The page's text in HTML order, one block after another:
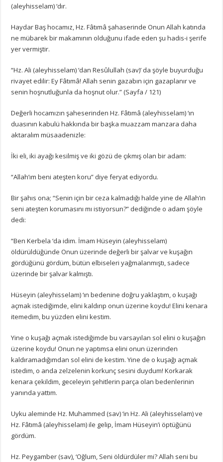
(aleyhisselam) ‘dır.
Haydar Baş hocamız, Hz.Fâtımâ şahaserinde Onun Allah katında
ne mübarek bir makamının olduğunu ifade eden şu hadis-i şerife
yer vermiştir.
“Hz. Ali (aleyhisselam) ‘dan Resûlullah (sav)’ da şöyle buyurduğu
rivayet edilir: Ey Fâtımâ! Allah senin gazabın için gazaplanır ve
senin hoşnutluğunla da hoşnut olur.”(Sayfa / 121)
Değerli hocamızın şaheserinden Hz.Fâtımâ (aleyhisselam) ‘ın
duasının kabulü hakkında bir başka muazzam manzara daha
aktaralım müsaadenizle:
İki eli, iki ayağı kesilmiş ve iki gözü de çıkmış olan bir adam:
“Allah’ım beni ateşten koru” diye feryat ediyordu.
Bir şahıs ona;“Senin için bir ceza kalmadığı halde yine de Allah’ın
seni ateşten korumasını mı istiyorsun?” dediğinde o adam şöyle
dedi:
“Ben Kerbela ‘da idim. İmam Hüseyin (aleyhisselam)
öldürüldüğünde Onun üzerinde değerli bir şalvar ve kuşağın
gördüğünü gördüm, bütün elbiseleri yağmalanmıştı, sadece
üzerinde bir şalvar kalmıştı.
Hüseyin (aleyhisselam) ‘ın bedenine doğru yaklaştım, o kuşağı
açmak istediğimde, elini kaldırıp onun üzerine koydu!Elini kenara
itemedim, bu yüzden elini kestim.
Yine o kuşağı açmak istediğimde bu varsayılan sol elini o kuşağın
üzerine koydu!Onun ne yaptımsa elini onun üzerinden
kaldıramadığımdan sol elini de kestim.Yine de o kuşağı açmak
istedim, o anda zelzelenin korkunç sesini duydum!Korkarak
kenara çekildim, geceleyin şehitlerin parça olan bedenlerinin
yanında yattım.
Uyku aleminde Hz.Muhammed (sav) ‘in Hz.Ali (aleyhisselam) ve
Hz.Fâtımâ (aleyhisselam) ile gelip, İmam Hüseyin’i öptüğünü
gördüm.
Hz.Peygamber (sav), ‘Oğlum, Seni öldürdüler mi?Allah seni bu